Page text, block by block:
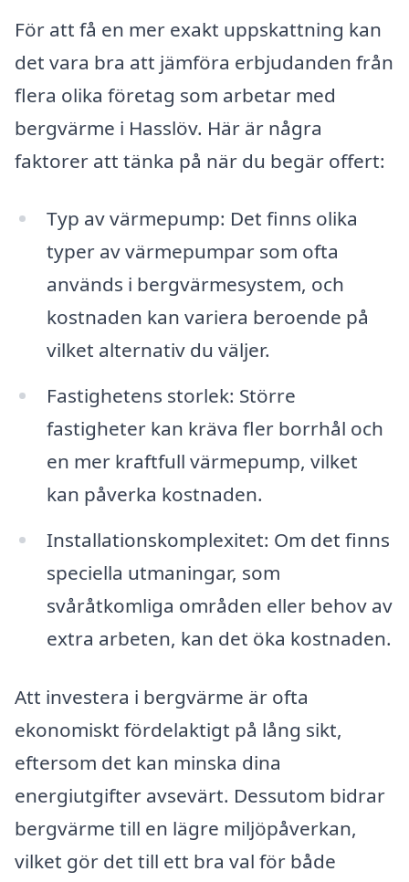
För att få en mer exakt uppskattning kan
det vara bra att jämföra erbjudanden från
flera olika företag som arbetar med
bergvärme i Hasslöv. Här är några
faktorer att tänka på när du begär offert:
Typ av värmepump: Det finns olika
typer av värmepumpar som ofta
används i bergvärmesystem, och
kostnaden kan variera beroende på
vilket alternativ du väljer.
Fastighetens storlek: Större
fastigheter kan kräva fler borrhål och
en mer kraftfull värmepump, vilket
kan påverka kostnaden.
Installationskomplexitet: Om det finns
speciella utmaningar, som
svåråtkomliga områden eller behov av
extra arbeten, kan det öka kostnaden.
Att investera i bergvärme är ofta
ekonomiskt fördelaktigt på lång sikt,
eftersom det kan minska dina
energiutgifter avsevärt. Dessutom bidrar
bergvärme till en lägre miljöpåverkan,
vilket gör det till ett bra val för både